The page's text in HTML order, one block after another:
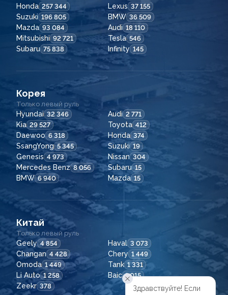
Honda 257 344 Lexus 37 155
Suzuki 196 805 BMW 36 509
Mazda 93 084 Audi 18 110
Mitsubishi 92 721 Tesla 546
Subaru 75 838 Infinity 145
Корея
Только левый руль
Hyundai 32 346 Audi 2 771
Kia 29 527 Toyota 412
Daewoo 6 318 Honda 374
SsangYong 5 345 Suzuki 19
Genesis 4 973 Nissan 304
Mercedes Benz 8 056 Subaru 15
BMW 6 940 Mazda 15
Китай
Только левый руль
Geely 4 854 Haval 3 073
Changan 4 428 Chery 1 449
Omoda 1 449 Tank 1 331
Li Auto 1 258 Baic 1 015
Zeekr 378
Здравствуйте! Если